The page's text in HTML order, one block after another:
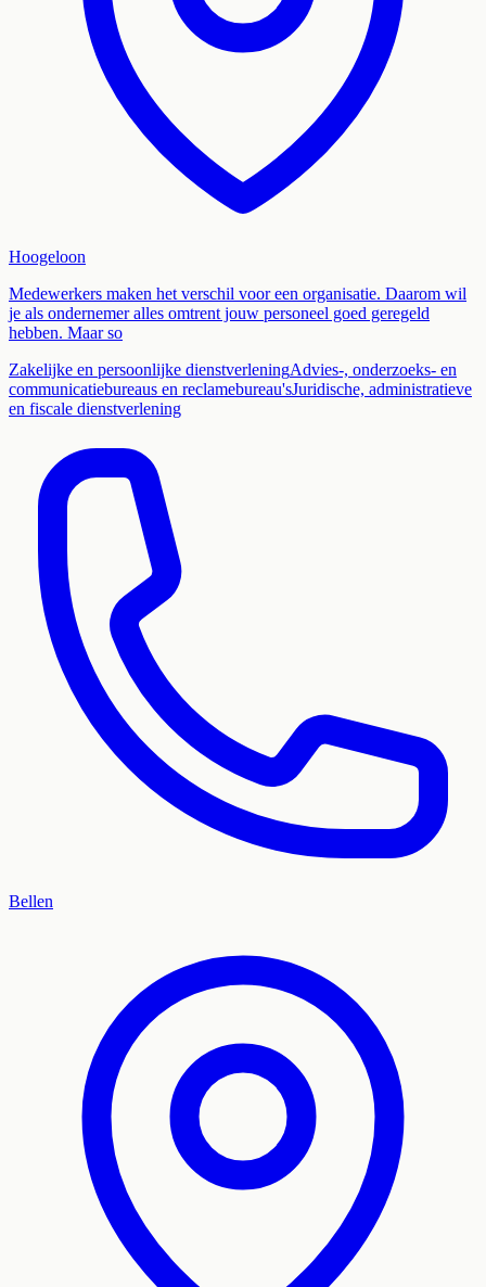
Hoogeloon
Medewerkers maken het verschil voor een organisatie. Daarom wil
je als ondernemer alles omtrent jouw personeel goed geregeld
hebben. Maar so
Zakelijke en persoonlijke dienstverleningAdvies-, onderzoeks- en
communicatiebureaus en reclamebureau'sJuridische, administratieve
en fiscale dienstverlening
Bellen